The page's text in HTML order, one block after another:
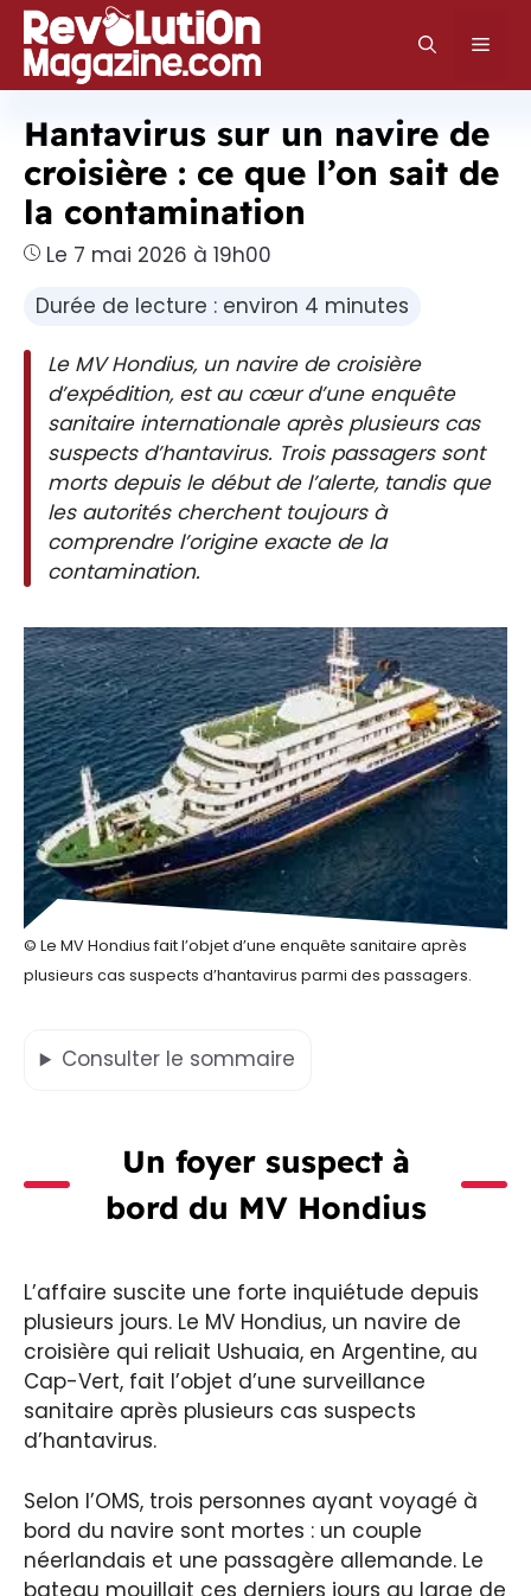
Aller
au
contenu
Hantavirus sur un navire de
croisière : ce que l’on sait de
la contamination
Le 7 mai 2026 à 19h00
Durée de lecture : environ 4 minutes
Le MV Hondius, un navire de croisière
d’expédition, est au cœur d’une enquête
sanitaire internationale après plusieurs cas
suspects d’hantavirus. Trois passagers sont
morts depuis le début de l’alerte, tandis que
les autorités cherchent toujours à
comprendre l’origine exacte de la
contamination.
© Le MV Hondius fait l’objet d’une enquête sanitaire après
plusieurs cas suspects d’hantavirus parmi des passagers.
Consulter le sommaire
Un foyer suspect à
bord du MV Hondius
L’affaire suscite une forte inquiétude depuis
plusieurs jours. Le MV Hondius, un navire de
croisière qui reliait Ushuaia, en Argentine, au
Cap-Vert, fait l’objet d’une surveillance
sanitaire après plusieurs cas suspects
d’hantavirus.
Selon l’OMS, trois personnes ayant voyagé à
bord du navire sont mortes : un couple
néerlandais et une passagère allemande. Le
bateau mouillait ces derniers jours au large de